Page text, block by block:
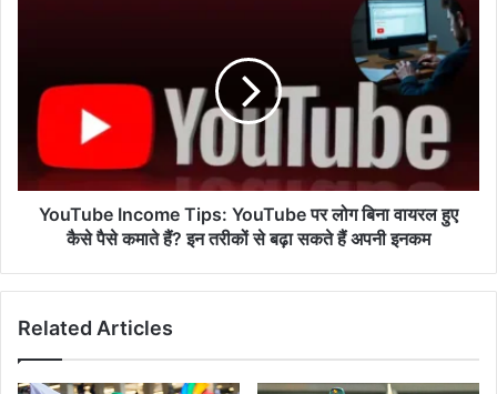
टूटे...
लोग
बिना
वायरल
हुए
तरीकों
YouTube Income Tips: YouTube पर लोग बिना वायरल हुए
कैसे पैसे कमाते हैं? इन तरीकों से बढ़ा सकते हैं अपनी इनकम
Related Articles